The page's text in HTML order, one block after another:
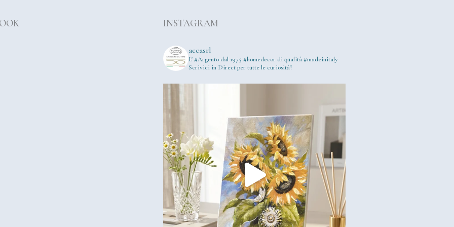
INSTAGRAM
accasrl
L' #Argento dal 1975 #homedecor di qualità #madeinitaly
Scrivici in Direct per tutte le curiosità!